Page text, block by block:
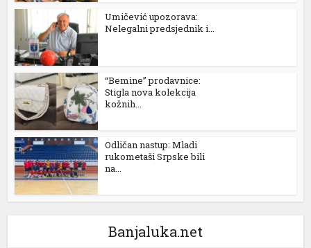
Umičević upozorava:
Nelegalni predsjednik i...
“Bemine” prodavnice:
Stigla nova kolekcija
kožnih...
Odličan nastup: Mladi
rukometaši Srpske bili
na...
Banjaluka.net